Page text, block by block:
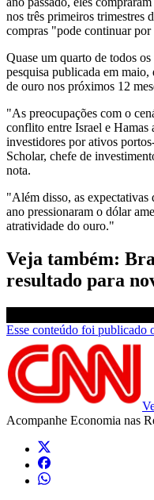
nos três primeiros trimestres
compras "pode continuar por
Quase um quarto de todos
pesquisa publicada em maio,
de ouro nos próximos 12
"As preocupações com o
conflito entre Israel e Hamas
investidores por ativos
Scholar, chefe de
nota.
"Além disso, as expectativas
ano pressionaram o dólar
atratividade do ouro."
Veja também:
resultado para
Esse conteúdo foi publicado
Acompanhe Economia nas